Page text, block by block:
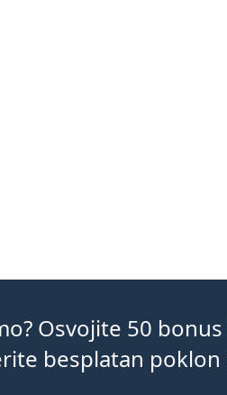
Osvojite 50
besplatan poklon